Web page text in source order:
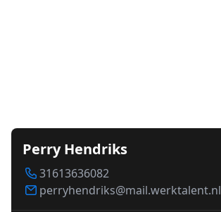
Perry Hendriks
31613636082
perryhendriks@mail.werktalent.nl